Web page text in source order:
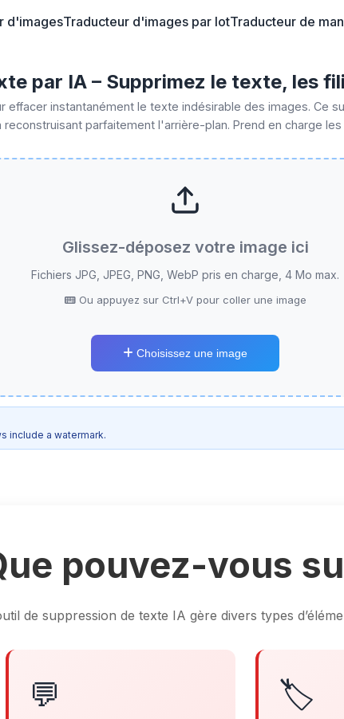
d'imagesTraducteur d'images par lotTraducteur de
par IA – Supprimez le texte, les
instantanément le texte indésirable des images. Ce
parfaitement l'arrière-plan. Prend en charge les
Glissez-déposez votre image ici
Fichiers JPG, JPEG, PNG, WebP pris en charge, 4 Mo max.
Ou appuyez sur Ctrl+V pour coller une image
Choisissez une image
include a watermark.
pouvez-vous
de suppression de texte IA gère divers types
💬 🏷️